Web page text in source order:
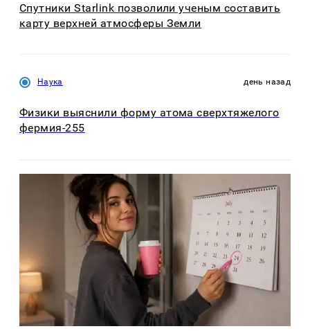
Спутники Starlink позволили ученым составить
карту верхней атмосферы Земли
Наука день назад
Физики выяснили форму атома сверхтяжелого
фермия-255